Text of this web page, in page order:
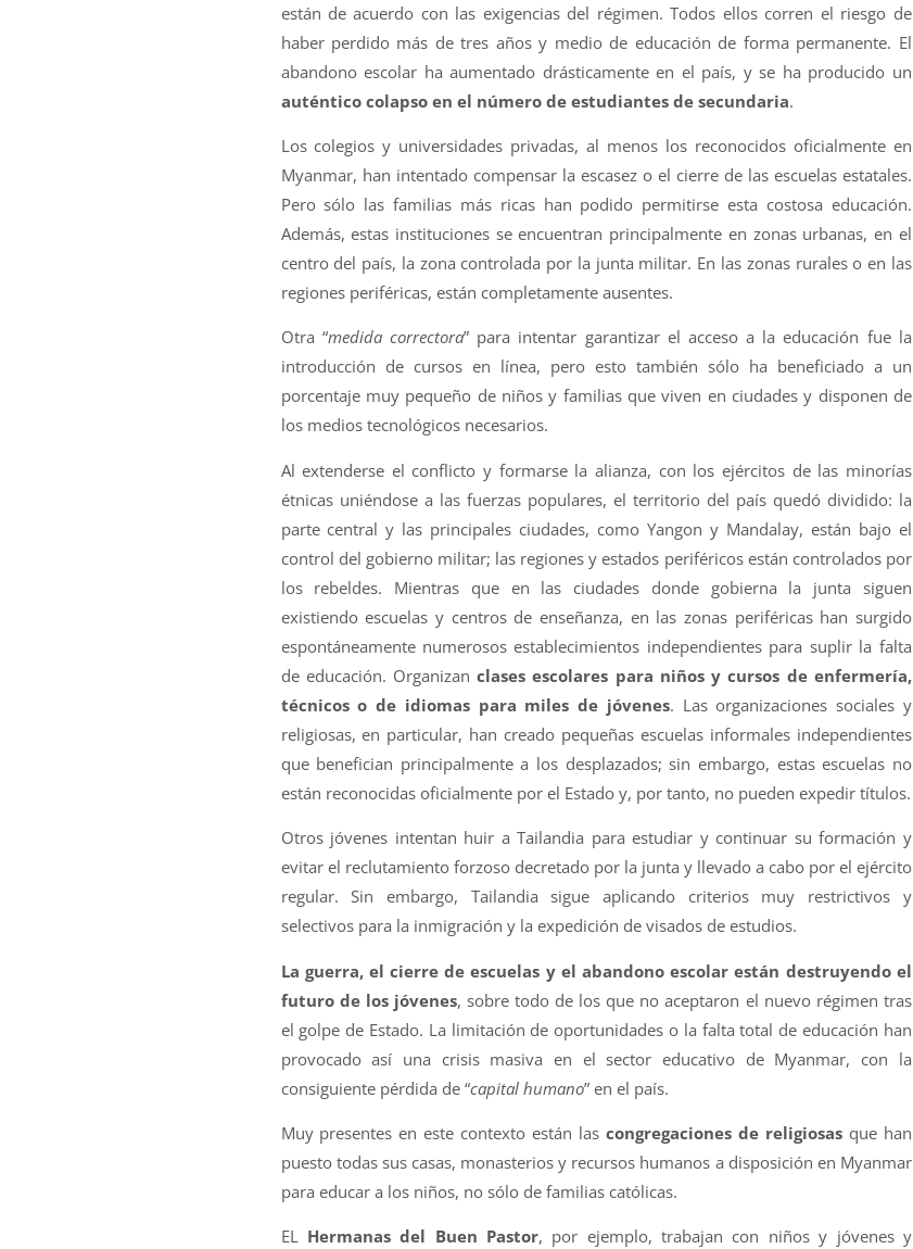
están de acuerdo con las exigencias del régimen. Todos ellos corren el riesgo de
haber perdido más de tres años y medio de educación de forma permanente. El
abandono escolar ha aumentado drásticamente en el país, y se ha producido un
auténtico colapso en el número de estudiantes de secundaria.
Los colegios y universidades privadas, al menos los reconocidos oficialmente en
Myanmar, han intentado compensar la escasez o el cierre de las escuelas estatales.
Pero sólo las familias más ricas han podido permitirse esta costosa educación.
Además, estas instituciones se encuentran principalmente en zonas urbanas, en el
centro del país, la zona controlada por la junta militar. En las zonas rurales o en las
regiones periféricas, están completamente ausentes.
Otra “medida correctora” para intentar garantizar el acceso a la educación fue la
introducción de cursos en línea, pero esto también sólo ha beneficiado a un
porcentaje muy pequeño de niños y familias que viven en ciudades y disponen de
los medios tecnológicos necesarios.
Al extenderse el conflicto y formarse la alianza, con los ejércitos de las minorías
étnicas uniéndose a las fuerzas populares, el territorio del país quedó dividido: la
parte central y las principales ciudades, como Yangon y Mandalay, están bajo el
control del gobierno militar; las regiones y estados periféricos están controlados por
los rebeldes. Mientras que en las ciudades donde gobierna la junta siguen
existiendo escuelas y centros de enseñanza, en las zonas periféricas han surgido
espontáneamente numerosos establecimientos independientes para suplir la falta
de educación. Organizanclases escolares para niños y cursos de enfermería,
técnicos o de idiomas para miles de jóvenes. Las organizaciones sociales y
religiosas, en particular, han creado pequeñas escuelas informales independientes
que benefician principalmente a los desplazados; sin embargo, estas escuelas no
están reconocidas oficialmente por el Estado y, por tanto, no pueden expedir títulos.
Otros jóvenes intentan huir a Tailandia para estudiar y continuar su formación y
evitar el reclutamiento forzoso decretado por la junta y llevado a cabo por el ejército
regular. Sin embargo, Tailandia sigue aplicando criterios muy restrictivos y
selectivos para la inmigración y la expedición de visados de estudios.
La guerra, el cierre de escuelas y el abandono escolar están destruyendo el
futuro de los jóvenes, sobre todo de los que no aceptaron el nuevo régimen tras
el golpe de Estado. La limitación de oportunidades o la falta total de educación han
provocado así una crisis masiva en el sector educativo de Myanmar, con la
consiguiente pérdida de “capital humano” en el país.
Muy presentes en este contexto están lascongregaciones de religiosas que han
puesto todas sus casas, monasterios y recursos humanos a disposición en Myanmar
para educar a los niños, no sólo de familias católicas.
EL Hermanas del Buen Pastor, por ejemplo, trabajan con niños y jóvenes y